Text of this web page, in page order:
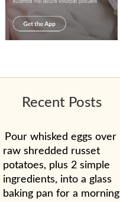
Pour whisked eggs over
raw shredded russet
potatoes, plus 2 simple
ingredients, into a glass
baking pan for a morning